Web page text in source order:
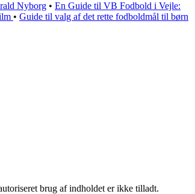
Nyborg • En Guide til VB Fodbold i Vejle:
• Guide til valg af det rette fodboldmål til børn
brug af indholdet er ikke tilladt.